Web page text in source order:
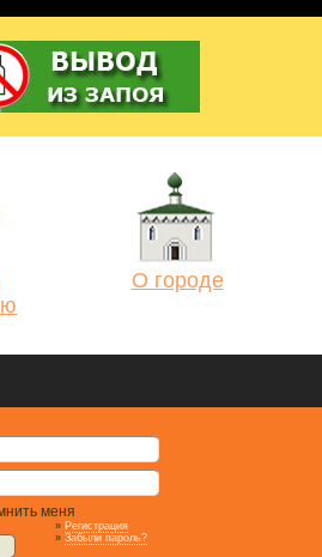
О городе
меня
» Регистрация
» Забыли пароль?